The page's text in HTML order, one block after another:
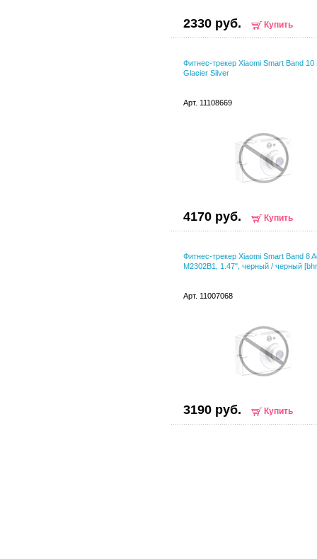
2330 руб. Купить
Фитнес-трекер Xiaomi Smart Band 10
Glacier Silver
Арт. 11108669
4170 руб. Купить
Фитнес-трекер Xiaomi Smart Band 8
M2302B1, 1.47", черный / черный
Арт. 11007068
3190 руб. Купить